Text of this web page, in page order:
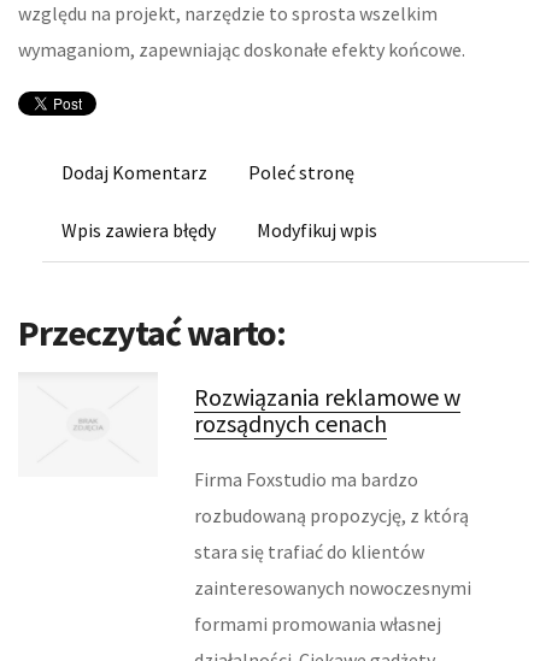
PLACÓWKI EDUKACYJNE
TŁUMACZENIA
KSIĄŻKI, CZASOPISMA
BIZNES ONLINE
BIŻUTERIA
DLA DZIECI
MEBLE
WYPOSAŻENIE WNĘTRZ
względu na projekt, narzędzie to sprosta wszelkim
wymaganiom, zapewniając doskonałe efekty końcowe.
Dodaj Komentarz Poleć stronę
Wpis zawiera błędy Modyfikuj wpis
Przeczytać warto:
Rozwiązania reklamowe w
rozsądnych cenach
Firma Foxstudio ma bardzo
rozbudowaną propozycję, z którą
stara się trafiać do klientów
zainteresowanych nowoczesnymi
formami promowania własnej